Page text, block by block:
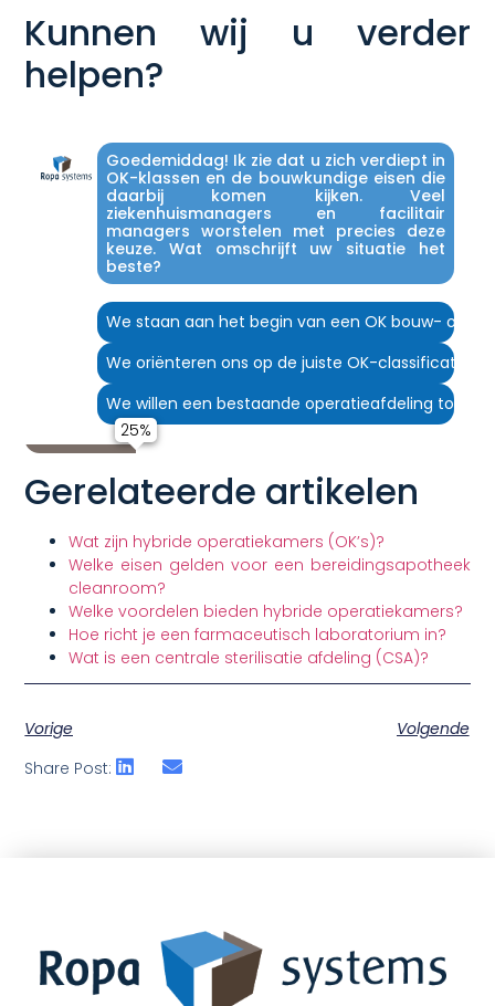
Kunnen wij u verder
helpen?
Goedemiddag! Ik zie dat u zich verdiept in
OK-klassen en de bouwkundige eisen die
daarbij komen kijken. Veel
ziekenhuismanagers en facilitair
managers worstelen met precies deze
keuze. Wat omschrijft uw situatie het
beste?
We staan aan het begin van een OK bouw- of
We oriënteren ons op de juiste OK-classificatie
We willen een bestaande operatieafdeling
Gerelateerde artikelen
Wat zijn hybride operatiekamers (OK’s)?
Welke eisen gelden voor een bereidingsapotheek
cleanroom?
Welke voordelen bieden hybride operatiekamers?
Hoe richt je een farmaceutisch laboratorium in?
Wat is een centrale sterilisatie afdeling (CSA)?
Vorige
Volgende
Share Post: